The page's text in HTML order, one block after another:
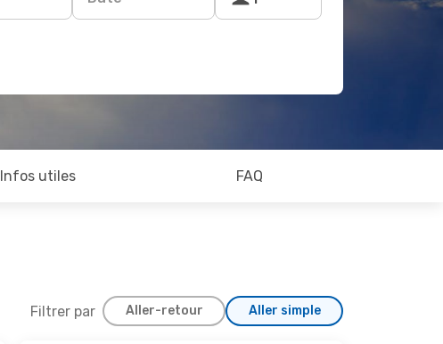
Infos utiles FAQ
Filtrer par Aller-retour Aller simple